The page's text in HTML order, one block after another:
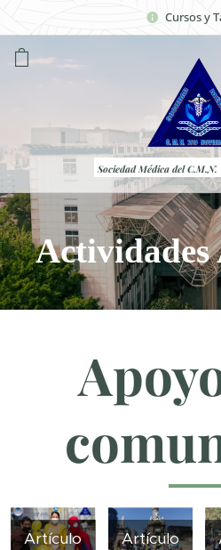
Cursos y
Sociedad Médica del
Artículo Artículo